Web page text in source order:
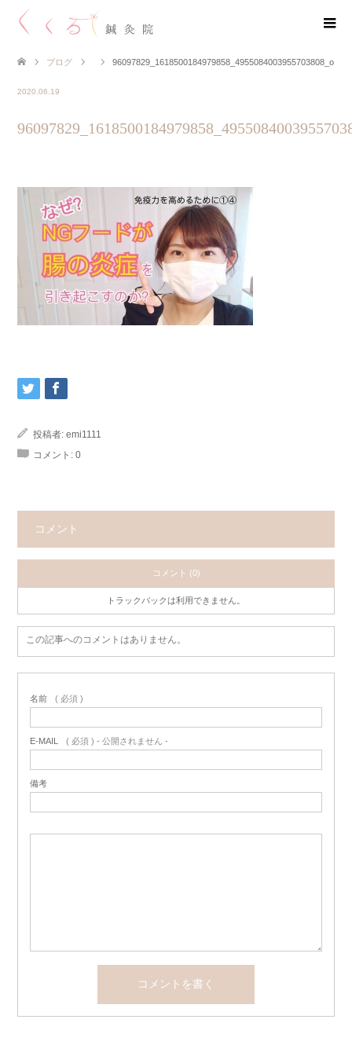
ブログ 96097829_1618500184979858_4955084003955703808_o
2020.06.19
投稿者: emi1111
コメント: 0
コメント
コメント (0)
トラックバックは利用できません。
この記事へのコメントはありません。
名前 ( 必須 )
E-MAIL ( 必須 ) - 公開されません -
備考